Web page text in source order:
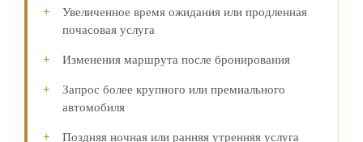
Увеличенное время ожидания или продленная
почасовая услуга
Изменения маршрута после бронирования
Запрос более крупного или премиального
автомобиля
Поздняя ночная или ранняя утренняя услуга